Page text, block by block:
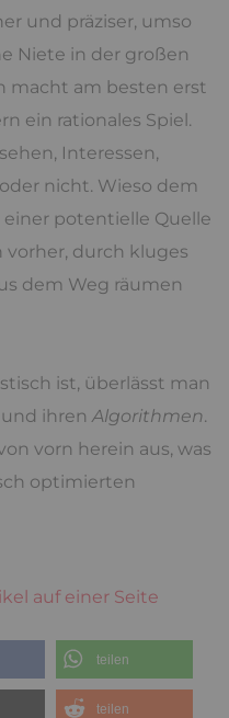
und präziser, umso
Niete in der großen
macht am besten erst
ein rationales Spiel.
Interessen,
nicht. Wieso dem
potentielle Quelle
durch kluges
dem Weg räumen
ist, überlässt man
ihren Algorithmen.
vorn herein aus, was
optimierten
auf einer Seite
teilen
teilen